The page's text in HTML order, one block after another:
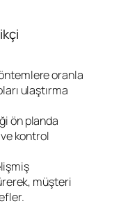
oranla
ulaştırma
ön planda
kontrol
müşteri